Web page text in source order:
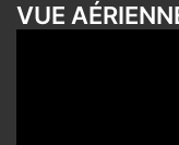
VUE